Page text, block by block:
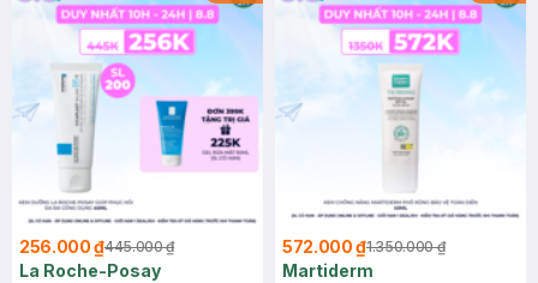
256.000 ₫445.000 ₫
La Roche-Posay
572.000 ₫1.350.000 ₫
Martiderm